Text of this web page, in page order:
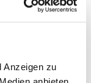
Anzeigen zu
die